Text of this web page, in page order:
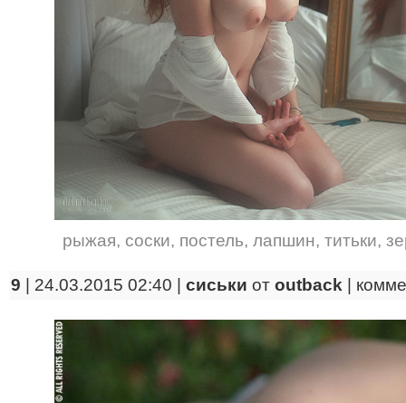
рыжая, соски, постель, лапшин, титьки,
9 | 24.03.2015 02:40 | сиськи от outback